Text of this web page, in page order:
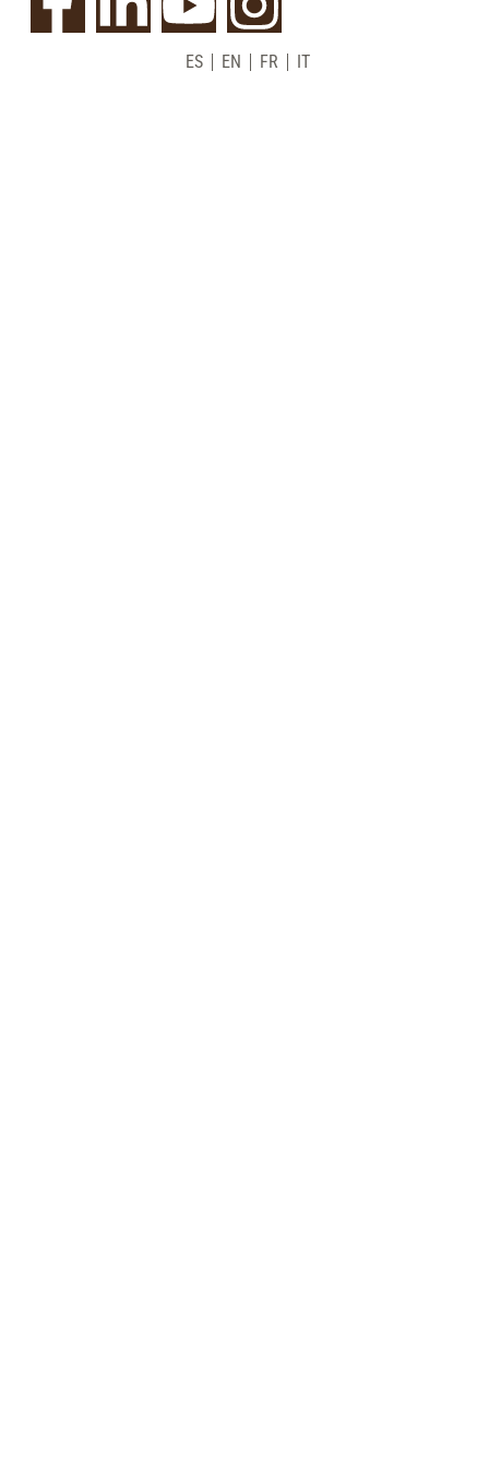
ES EN FR IT